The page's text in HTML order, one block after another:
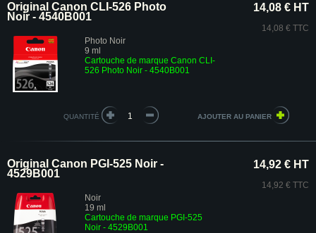
Original Canon CLI-526 Photo
Noir - 4540B001
Photo Noir
9 ml
Cartouche de marque Canon CLI-
526 Photo Noir - 4540B001
14,08 € HT
14,08 € TTC
QUANTITÉ
Original Canon PGI-525 Noir -
4529B001
Noir
19 ml
Cartouche de marque PGI-525
Noir - 4529B001
14,92 € HT
14,92 € TTC